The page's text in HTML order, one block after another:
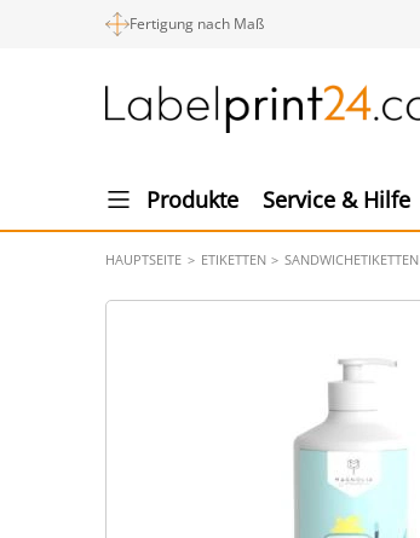
Fertigung nach Maß
Produkte Service & Hilfe
HAUPTSEITE ETIKETTEN SANDWICHETIKETTEN